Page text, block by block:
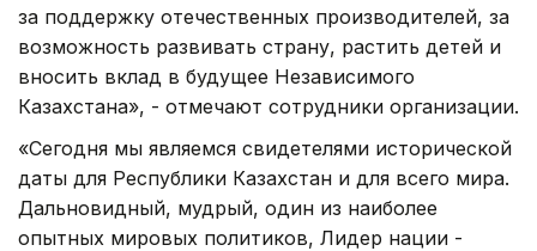
за поддержку отечественных производителей, за
возможность развивать страну, растить детей и
вносить вклад в будущее Независимого
Казахстана», - отмечают сотрудники организации.
«Сегодня мы являемся свидетелями исторической
даты для Республики Казахстан и для всего мира.
Дальновидный, мудрый, один из наиболее
опытных мировых политиков, Лидер нации -